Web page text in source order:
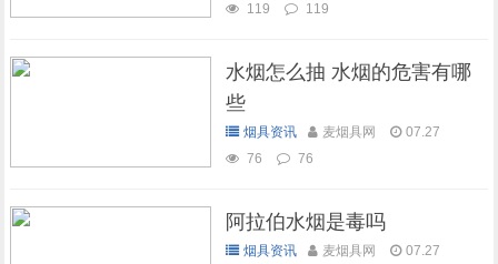
119
119
水烟怎么抽 水烟的危害有哪
些
烟具资讯 麦烟具网
07.27
76
76
阿拉伯水烟是毒吗
烟具资讯 麦烟具网
07.27